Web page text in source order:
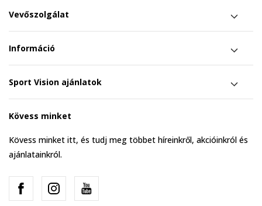
Vevőszolgálat
Információ
Sport Vision ajánlatok
Kövess minket
Kövess minket itt, és tudj meg többet híreinkről, akcióinkról és
ajánlatainkról.